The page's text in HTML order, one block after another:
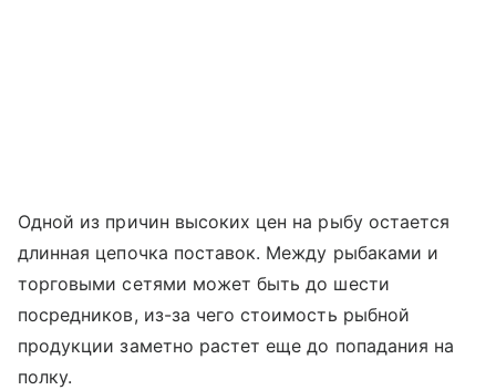
Одной из причин высоких цен на рыбу остается
длинная цепочка поставок. Между рыбаками и
торговыми сетями может быть до шести
посредников, из-за чего стоимость рыбной
продукции заметно растет еще до попадания на
полку.